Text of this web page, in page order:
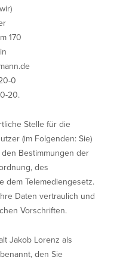
170
0
20.
Stelle für die
(im Folgenden: Sie)
Bestimmungen der
des
dem Telemediengesetz.
Daten vertraulich und
Vorschriften.
Jakob Lorenz als
den Sie